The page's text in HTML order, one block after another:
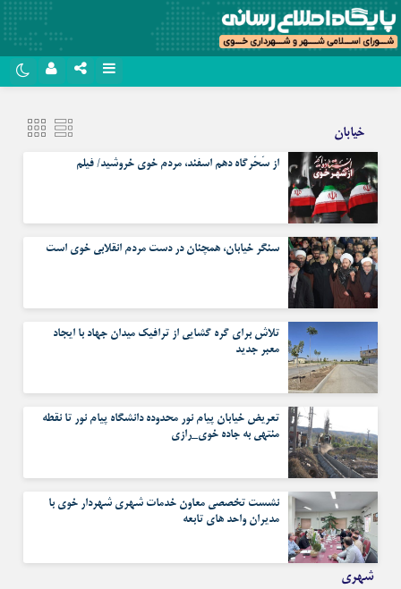
سروش
ایتا
آپارات
اپلیکیشن
رمز عبور
مرا به خاطر بسپار
خیابان
از سَحَرگاه دهم اسفند، مردم خوی خروشید/ فیلم
سنگر خیابان، همچنان در دست مردم انقلابی خوی است
تلاش برای گره گشایی از ترافیک میدان جهاد با ایجاد
معبر جدید
تعریض خیابان پیام نور محدوده دانشگاه پیام نور تا نقطه
منتهی به جاده خوی_رازی
نشست تخصصی معاون خدمات شهری شهردار خوی با
مدیران واحد های تابعه
شهری